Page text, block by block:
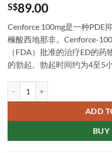
S$89.00
Cenforce 100mg是一种PDE
橼酸西地那非。Cenforce-
（FDA）批准的治疗ED的
的勃起。勃起时间约为4至5
ADD